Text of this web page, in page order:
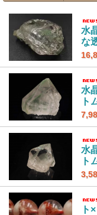
水
な
水
ト
水
ト
ト